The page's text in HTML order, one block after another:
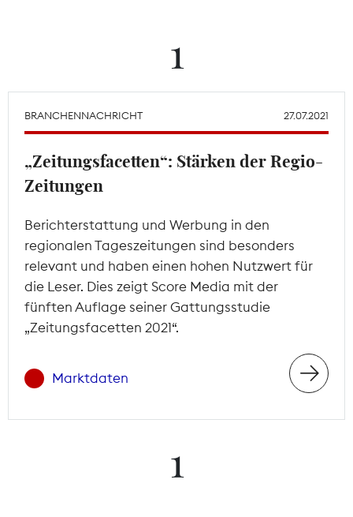
1
BRANCHENNACHRICHT 27.07.2021
„Zeitungsfacetten“: Stärken der Regio-
Zeitungen
Berichterstattung und Werbung in den
regionalen Tageszeitungen sind besonders
relevant und haben einen hohen Nutzwert für
die Leser. Dies zeigt Score Media mit der
fünften Auflage seiner Gattungsstudie
„Zeitungsfacetten 2021“.
Marktdaten
1